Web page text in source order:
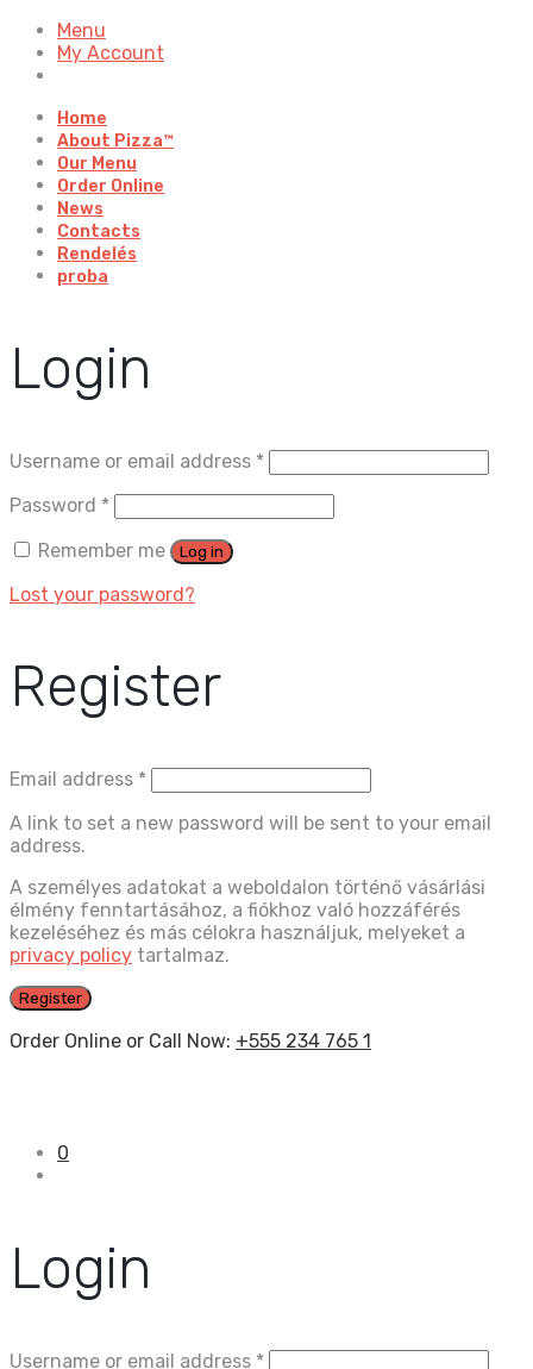
Menu
My Account
Home
About Pizza™
Our Menu
Order Online
News
Contacts
Rendelés
proba
Login
Username or email address *
Password *
Remember me
Log in
Lost your password?
Register
Email address *
A link to set a new password will be sent to your email
address.
A személyes adatokat a weboldalon történő vásárlási
élmény fenntartásához, a fiókhoz való hozzáférés
kezeléséhez és más célokra használjuk, melyeket a
privacy policy tartalmaz.
Register
Order Online or Call Now: +555 234 765 1
0
Login
Username or email address *